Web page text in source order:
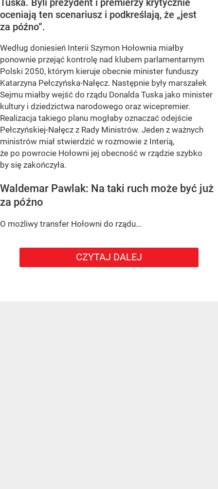
Tuska. Byli prezydent i premierzy krytycznie
oceniają ten scenariusz i podkreślają, że „jest
za późno”.
Według doniesień Interii Szymon Hołownia miałby
ponownie przejąć kontrolę nad klubem parlamentarnym
Polski 2050, którym kieruje obecnie minister funduszy
Katarzyna Pełczyńska-Nałęcz. Następnie były marszałek
Sejmu miałby wejść do rządu Donalda Tuska jako minister
kultury i dziedzictwa narodowego oraz wicepremier.
Realizacja takiego planu mogłaby oznaczać odejście
Pełczyńskiej-Nałęcz z Rady Ministrów. Jeden z ważnych
ministrów miał stwierdzić w rozmowie z Interią,
że po powrocie Hołowni jej obecność w rządzie szybko
by się zakończyła.
Waldemar Pawlak: Na taki ruch może być już
za późno
O możliwy transfer Hołowni do rządu...
CZYTAJ DALEJ